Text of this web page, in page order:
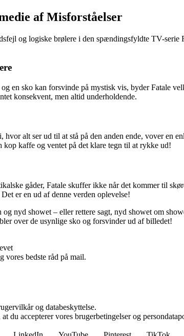
af Misforståelser
og logiske brølere i den spændingsfyldte TV-serie
en sko kan forsvinde på mystisk vis, byder Fatale
konsekvent, men altid underholdende.
hvor alt ser ud til at stå på den anden ende, vover
kop kaffe og ventet på det klare tegn til at rykke ud!
gåder, Fatale skuffer ikke når det kommer til
er en ud af denne verden oplevelse!
nyd showet – eller rettere sagt, nyd showet om
over de usynlige sko og forsvinder ud af billedet!
vores bedste råd på mail.
og databeskyttelse.
du accepterer vores brugerbetingelser og